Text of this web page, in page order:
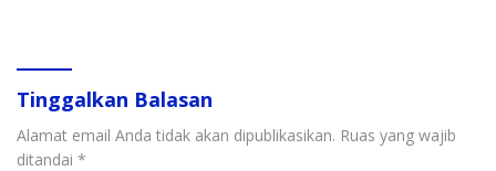
Tinggalkan Balasan
Alamat email Anda tidak akan dipublikasikan. Ruas yang wajib
ditandai *